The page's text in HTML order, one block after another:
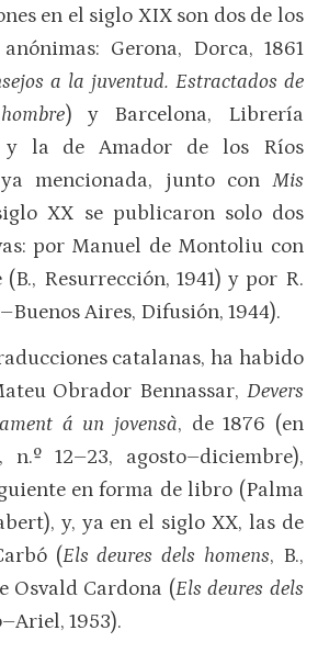
en el siglo XIX son dos de los
Gerona, Dorca, 1861
a la juventud. Estractados de
) y Barcelona, Librería
y la de Amador de los Ríos
mencionada, junto con Mis
XX se publicaron solo dos
por Manuel de Montoliu con
Resurrección, 1941) y por R.
Aires, Difusión, 1944).
catalanas, ha habido
Obrador Bennassar, Devers
á un jovensà, de 1876 (en
12–23, agosto–diciembre),
en forma de libro (Palma
y, ya en el siglo XX, las de
(Els deures dels homens, B.,
Osvald Cardona (Els deures dels
1953).